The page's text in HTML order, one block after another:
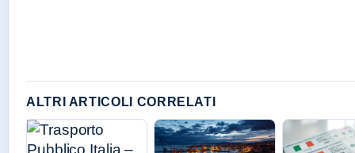
ALTRI ARTICOLI CORRELATI